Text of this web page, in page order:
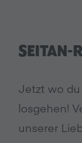
SEITAN-
Jetzt wo
losgehen!
unserer